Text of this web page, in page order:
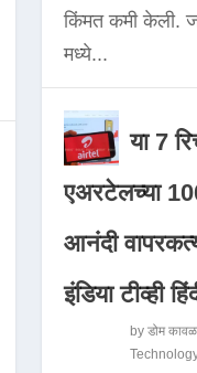
किंमत कमी केली.
मध्ये...
या 7
एअरटेलच्या
आनंदी
इंडिया टीव्ही
by डोम